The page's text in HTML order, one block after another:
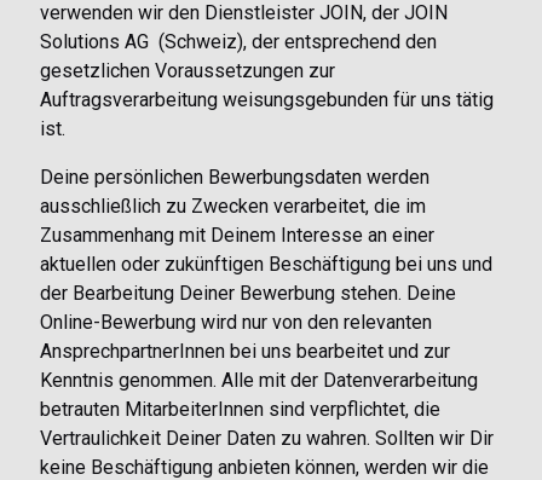
verwenden wir den Dienstleister JOIN, der JOIN
Solutions AG (Schweiz), der entsprechend den
gesetzlichen Voraussetzungen zur
Auftragsverarbeitung weisungsgebunden für uns tätig
ist.
Deine persönlichen Bewerbungsdaten werden
ausschließlich zu Zwecken verarbeitet, die im
Zusammenhang mit Deinem Interesse an einer
aktuellen oder zukünftigen Beschäftigung bei uns und
der Bearbeitung Deiner Bewerbung stehen. Deine
Online-Bewerbung wird nur von den relevanten
AnsprechpartnerInnen bei uns bearbeitet und zur
Kenntnis genommen. Alle mit der Datenverarbeitung
betrauten MitarbeiterInnen sind verpflichtet, die
Vertraulichkeit Deiner Daten zu wahren. Sollten wir Dir
keine Beschäftigung anbieten können, werden wir die